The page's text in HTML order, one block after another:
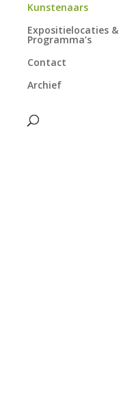
Kunstenaars
Expositielocaties &
Programma’s
Contact
Archief